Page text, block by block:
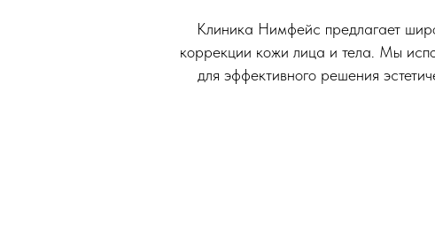
Клиника Нимфейс предлагает
коррекции кожи лица и тела. Мы
для эффективного решения